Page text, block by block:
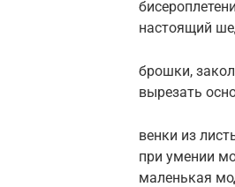
настоящий
брошки,
вырезать
венки из
при умении
маленькая